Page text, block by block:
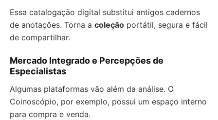
Essa catalogação digital substitui antigos cadernos
de anotações. Torna a coleção portátil, segura e fácil
de compartilhar.
Mercado Integrado e Percepções de
Especialistas
Algumas plataformas vão além da análise. O
Coinoscópio, por exemplo, possui um espaço interno
para compra e venda.